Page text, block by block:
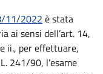
11/2022 è stata
ai sensi dell’art. 14,
ii., per effettuare,
241/90, l’esame